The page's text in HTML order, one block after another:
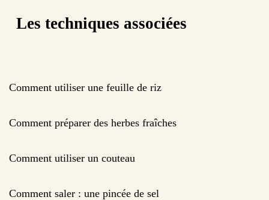
Les techniques associées
Comment utiliser une feuille de riz
Comment préparer des herbes fraîches
Comment utiliser un couteau
Comment saler : une pincée de sel